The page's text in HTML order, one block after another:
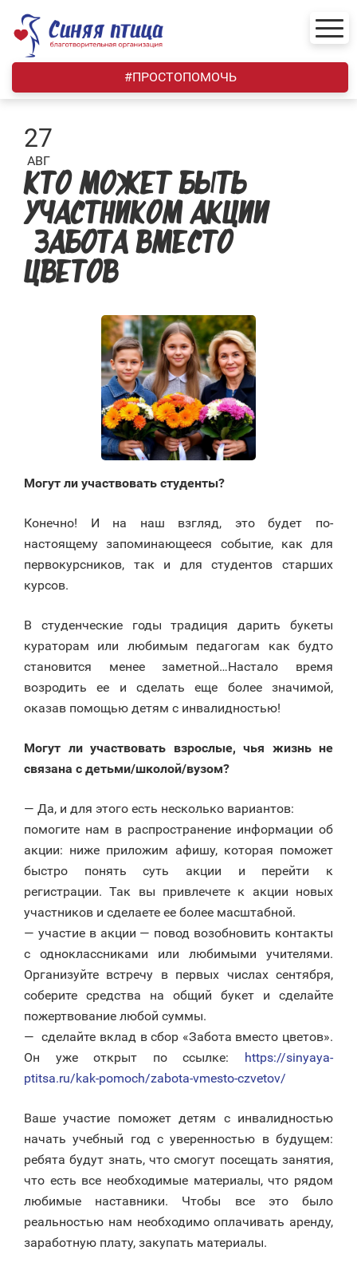
content
#ПРОСТОПОМОЧЬ
27
АВГ
КТО МОЖЕТ БЫТЬ
УЧАСТНИКОМ АКЦИИ
«ЗАБОТА ВМЕСТО
ЦВЕТОВ»
Могут ли участвовать студенты?
Конечно! И на наш взгляд, это будет по-
настоящему запоминающееся событие, как для
первокурсников, так и для студентов старших
курсов.
В студенческие годы традиция дарить букеты
кураторам или любимым педагогам как будто
становится менее заметной…Настало время
возродить ее и сделать еще более значимой,
оказав помощью детям с инвалидностью!
Могут ли участвовать взрослые, чья жизнь не
связана с детьми/школой/вузом?
— Да, и для этого есть несколько вариантов:
помогите нам в распространение информации об
акции: ниже приложим афишу, которая поможет
быстро понять суть акции и перейти к
регистрации. Так вы привлечете к акции новых
участников и сделаете ее более масштабной.
— участие в акции — повод возобновить контакты
с одноклассниками или любимыми учителями.
Организуйте встречу в первых числах сентября,
соберите средства на общий букет и сделайте
пожертвование любой суммы.
— сделайте вклад в сбор «Забота вместо цветов».
Он уже открыт по ссылке:
https://sinyaya-
ptitsa.ru/kak-pomoch/zabota-vmesto-czvetov/
Ваше участие поможет детям с инвалидностью
начать учебный год с уверенностью в будущем:
ребята будут знать, что смогут посещать занятия,
что есть все необходимые материалы, что рядом
любимые наставники. Чтобы все это было
реальностью нам необходимо оплачивать аренду,
заработную плату, закупать материалы.